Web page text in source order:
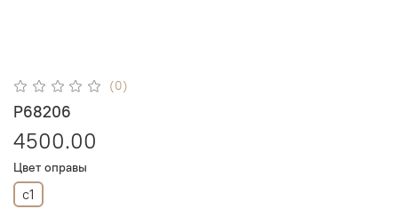
(0)
P68206
4500.00
Цвет оправы
c1